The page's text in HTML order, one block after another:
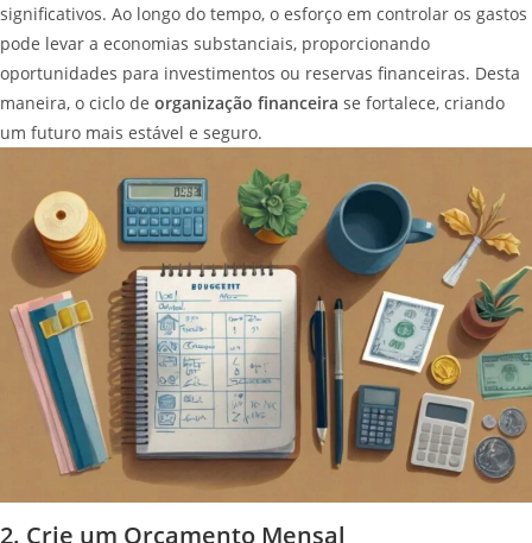
significativos. Ao longo do tempo, o esforço em controlar os gastos
pode levar a economias substanciais, proporcionando
oportunidades para investimentos ou reservas financeiras. Desta
maneira, o ciclo de organização financeira se fortalece, criando
um futuro mais estável e seguro.
2. Crie um Orçamento Mensal